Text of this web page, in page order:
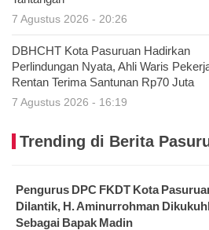
7 Agustus 2026 - 20:26
DBHCHT Kota Pasuruan Hadirkan
Perlindungan Nyata, Ahli Waris
Rentan Terima Santunan Rp70 Juta
7 Agustus 2026 - 16:19
Trending di Berita
Pengurus DPC FKDT Kota
Dilantik, H. Aminurrohman
Sebagai Bapak Madin